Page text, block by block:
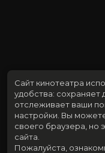
Сайт кинотеатра
удобства: сохраняет
отслеживает ваши
настройки. Вы
своего браузера, но
сайта.
Пожалуйста,